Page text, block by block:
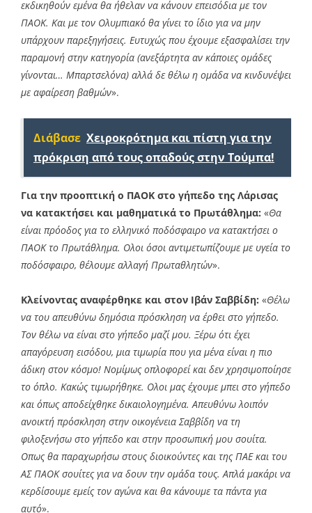
εκδικηθούν εμένα θα ήθελαν να κάνουν επεισόδια με τον
ΠΑΟΚ. Και με τον Ολυμπιακό θα γίνει το ίδιο για να μην
υπάρχουν παρεξηγήσεις. Ευτυχώς που έχουμε εξασφαλίσει την
παραμονή στην κατηγορία (ανεξάρτητα αν κάποιες ομάδες
γίνονται… Μπαρτσελόνα) αλλά δε θέλω η ομάδα να κινδυνέψει
με αφαίρεση βαθμών».
Διάβασε Χειροκρότημα και πίστη για την
πρόκριση από τους οπαδούς στην Τούμπα!
Για την προοπτική ο ΠΑΟΚ στο γήπεδο της Λάρισας
να κατακτήσει και μαθηματικά το Πρωτάθλημα: «Θα
είναι πρόοδος για το ελληνικό ποδόσφαιρο να κατακτήσει ο
ΠΑΟΚ το Πρωτάθλημα. Ολοι όσοι αντιμετωπίζουμε με υγεία το
ποδόσφαιρο, θέλουμε αλλαγή Πρωταθλητών».
Κλείνοντας αναφέρθηκε και στον Ιβάν Σαββίδη: «Θέλω
να του απευθύνω δημόσια πρόσκληση να έρθει στο γήπεδο.
Τον θέλω να είναι στο γήπεδο μαζί μου. Ξέρω ότι έχει
απαγόρευση εισόδου, μια τιμωρία που για μένα είναι η πιο
άδικη στον κόσμο! Νομίμως οπλοφορεί και δεν χρησιμοποίησε
το όπλο. Κακώς τιμωρήθηκε. Ολοι μας έχουμε μπει στο γήπεδο
και όπως αποδείχθηκε δικαιολογημένα. Απευθύνω λοιπόν
ανοικτή πρόσκληση στην οικογένεια Σαββίδη να τη
φιλοξενήσω στο γήπεδο και στην προσωπική μου σουίτα.
Οπως θα παραχωρήσω στους διοικούντες και της ΠΑΕ και του
ΑΣ ΠΑΟΚ σουίτες για να δουν την ομάδα τους. Απλά μακάρι να
κερδίσουμε εμείς τον αγώνα και θα κάνουμε τα πάντα για
αυτό».